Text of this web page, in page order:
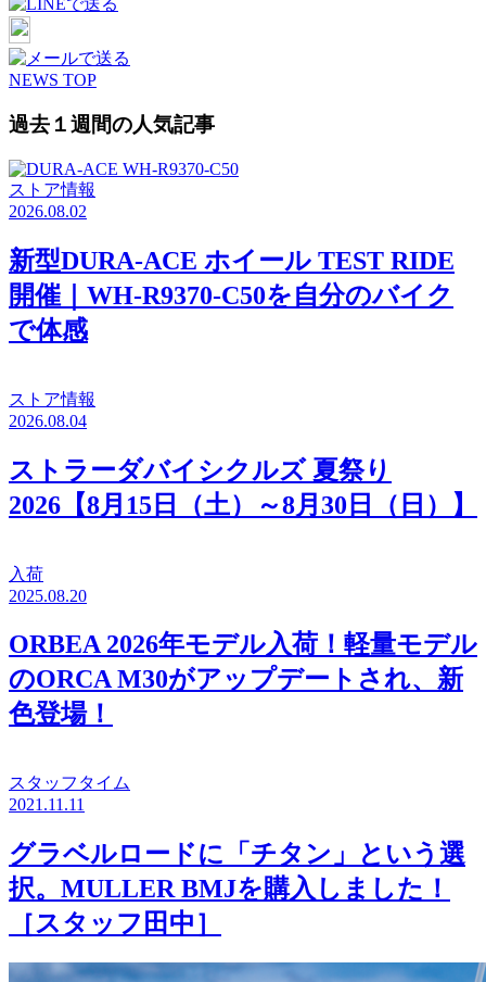
NEWS TOP
過去１週間の人気記事
ストア情報
2026.08.02
新型DURA-ACE ホイール TEST RIDE
開催｜WH-R9370-C50を自分のバイク
で体感
ストア情報
2026.08.04
ストラーダバイシクルズ 夏祭り
2026【8月15日（土）～8月30日（日）】
入荷
2025.08.20
ORBEA 2026年モデル入荷！軽量モデル
のORCA M30がアップデートされ、新
色登場！
スタッフタイム
2021.11.11
グラベルロードに「チタン」という選
択。MULLER BMJを購入しました！
［スタッフ田中］